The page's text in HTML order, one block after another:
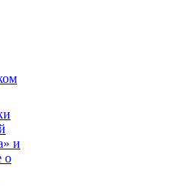
и
о